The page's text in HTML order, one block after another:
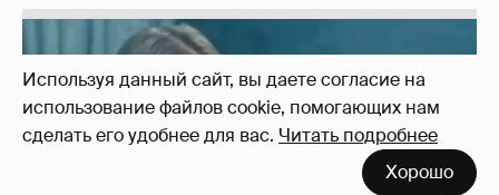
Используя данный сайт, вы даете согласие на
использование файлов cookie, помогающих нам
сделать его удобнее для вас. Читать подробнее
Хорошо
Неужели правда?